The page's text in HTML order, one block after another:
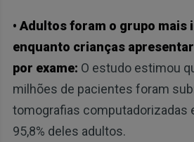
• Adultos foram o grupo mais
enquanto crianças
por exame: O estudo estimou
milhões de pacientes foram
tomografias computadorizadas
95,8% deles adultos.